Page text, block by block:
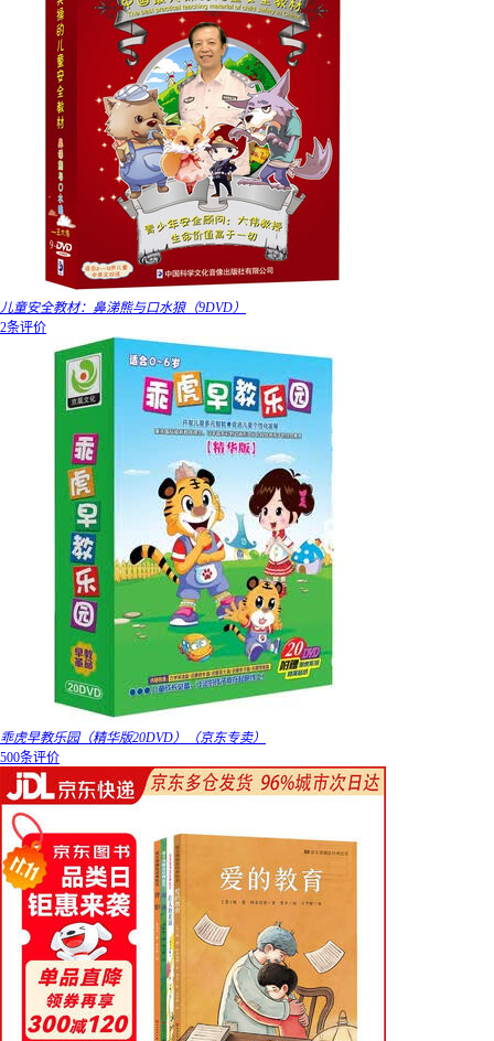
儿童安全教材：鼻涕熊与口水狼（9DVD）
2条评价
乖虎早教乐园（精华版20DVD）（京东专卖）
500条评价